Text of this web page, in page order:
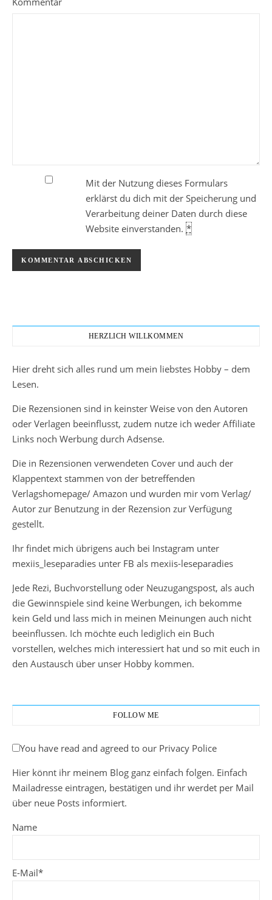
Mit der Nutzung dieses Formulars
erklärst du dich mit der Speicherung und
Verarbeitung deiner Daten durch diese
Website einverstanden. *
HERZLICH WILLKOMMEN
Hier dreht sich alles rund um mein liebstes Hobby – dem
Lesen.
Die Rezensionen sind in keinster Weise von den Autoren
oder Verlagen beeinflusst, zudem nutze ich weder Affiliate
Links noch Werbung durch Adsense.
Die in Rezensionen verwendeten Cover und auch der
Klappentext stammen von der betreffenden
Verlagshomepage/ Amazon und wurden mir vom Verlag/
Autor zur Benutzung in der Rezension zur Verfügung
gestellt.
Ihr findet mich übrigens auch bei Instagram unter
mexiis_leseparadies unter FB als mexiis-leseparadies
Jede Rezi, Buchvorstellung oder Neuzugangspost, als auch
die Gewinnspiele sind keine Werbungen, ich bekomme
kein Geld und lass mich in meinen Meinungen auch nicht
beeinflussen. Ich möchte euch lediglich ein Buch
vorstellen, welches mich interessiert hat und so mit euch in
den Austausch über unser Hobby kommen.
FOLLOW ME
You have read and agreed to our Privacy Police
Hier könnt ihr meinem Blog ganz einfach folgen. Einfach
Mailadresse eintragen, bestätigen und ihr werdet per Mail
über neue Posts informiert.
Name
E-Mail*